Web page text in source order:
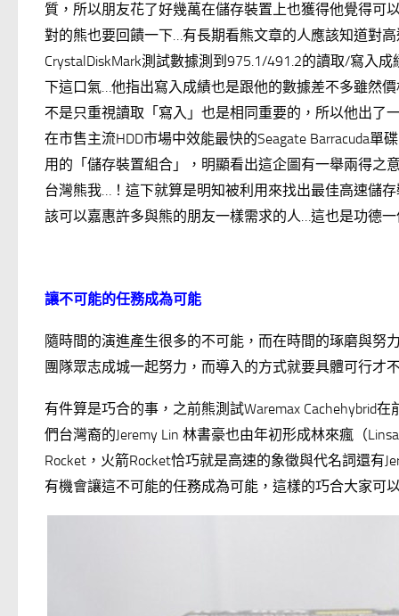
質，所以朋友花了好幾萬在儲存裝置上也獲得他覺得可
對的熊也要回饋一下…有長期看熊文章的人應該知道對
CrystalDiskMark測試數據測到975.1/491.2的讀取/寫入
下這口氣…他指出寫入成績也是跟他的數據差不多雖然
不是只重視讀取「寫入」也是相同重要的，所以他出了
在市售主流HDD市場中效能最快的Seagate Barracuda
用的「儲存裝置組合」，明顯看出這企圖有一舉兩得之
台灣熊我…！這下就算是明知被利用來找出最佳高速儲
該可以嘉惠許多與熊的朋友一樣需求的人…這也是功德
讓不可能的任務成為可能
隨時間的演進產生很多的不可能，而在時間的琢磨與努
團隊眾志成城一起努力，而導入的方式就要具體可行才
有件算是巧合的事，之前熊測試Waremax Cachehybrid
們台灣裔的Jeremy Lin 林書豪也由年初形成林來瘋（
Rocket，火箭Rocket恰巧就是高速的象徵與代名詞還有
有機會讓這不可能的任務成為可能，這樣的巧合大家可